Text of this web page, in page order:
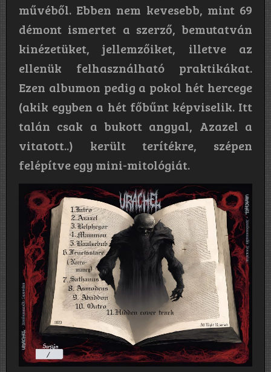
művéből. Ebben nem kevesebb, mint 69
démont ismertet a szerző, bemutatván
kinézetüket, jellemzőiket, illetve az
ellenük felhasználható praktikákat.
Ezen albumon pedig a pokol hét hercege
(akik egyben a hét főbűnt képviselik. Itt
talán csak a bukott angyal, Azazel a
vitatott..) került terítékre, szépen
felépítve egy mini-mitológiát.